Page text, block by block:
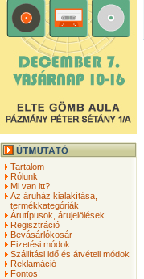
Tartalom
Rólunk
Mi van itt?
Az áruház kialakítása,
termékkategóriák
Árutípusok, árujelölések
Regisztráció
Bevásárlókosár
Fizetési módok
Szállítási idő és átvételi módok
Reklamáció
Fontos!